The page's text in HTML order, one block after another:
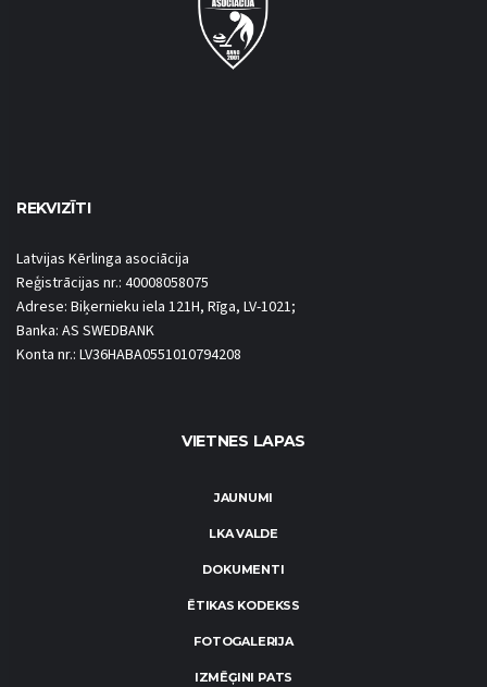
REKVIZĪTI
Latvijas Kērlinga asociācija
Reģistrācijas nr.: 40008058075
Adrese: Biķernieku iela 121H, Rīga, LV-1021;
Banka: AS SWEDBANK
Konta nr.: LV36HABA0551010794208
VIETNES LAPAS
JAUNUMI
LKA VALDE
DOKUMENTI
ĒTIKAS KODEKSS
FOTOGALERIJA
IZMĒĢINI PATS